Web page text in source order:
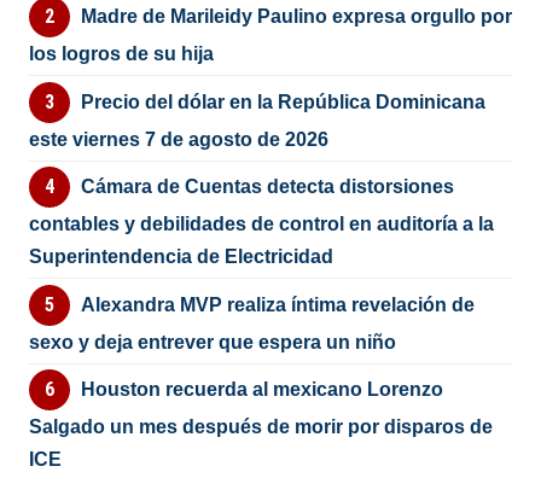
Madre de Marileidy Paulino expresa orgullo por
los logros de su hija
Precio del dólar en la República Dominicana
este viernes 7 de agosto de 2026
Cámara de Cuentas detecta distorsiones
contables y debilidades de control en auditoría a la
Superintendencia de Electricidad
Alexandra MVP realiza íntima revelación de
sexo y deja entrever que espera un niño
Houston recuerda al mexicano Lorenzo
Salgado un mes después de morir por disparos de
ICE